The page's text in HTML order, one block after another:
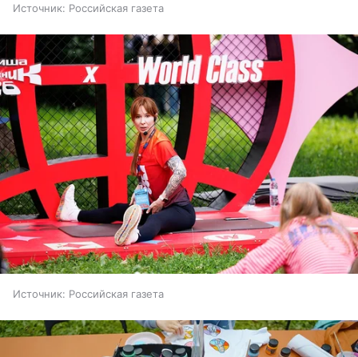
Источник: Российская газета
Источник: Российская газета